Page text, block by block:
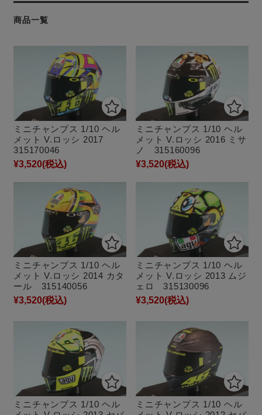
商品一覧
ミニチャンプス 1/10 ヘル
メット V.ロッシ 2017
315170046
¥3,520(税込)
ミニチャンプス 1/10 ヘル
メット V.ロッシ 2016 ミサ
ノ 315160096
¥3,520(税込)
ミニチャンプス 1/10 ヘル
メット V.ロッシ 2014 カタ
ール 315140056
¥3,520(税込)
ミニチャンプス 1/10 ヘル
メット V.ロッシ 2013 ムジ
ェロ 315130096
¥3,520(税込)
ミニチャンプス 1/10 ヘル
ミニチャンプス 1/10 ヘル